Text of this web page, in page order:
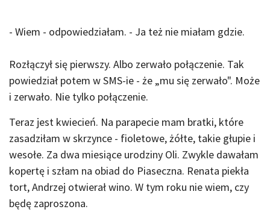
- Wiem - odpowiedziałam. - Ja też nie miałam gdzie.
Rozłączył się pierwszy. Albo zerwało połączenie. Tak
powiedział potem w SMS-ie - że „mu się zerwało". Może
i zerwało. Nie tylko połączenie.
Teraz jest kwiecień. Na parapecie mam bratki, które
zasadziłam w skrzynce - fioletowe, żółte, takie głupie i
wesołe. Za dwa miesiące urodziny Oli. Zwykle dawałam
kopertę i szłam na obiad do Piaseczna. Renata piekła
tort, Andrzej otwierał wino. W tym roku nie wiem, czy
będę zaproszona.